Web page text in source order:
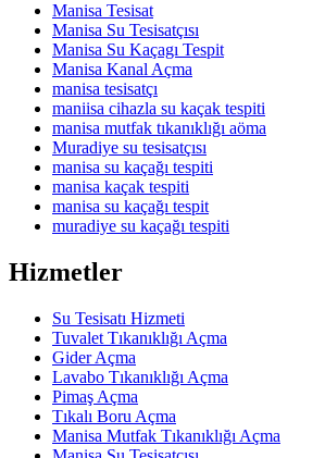
Manisa Tesisat
Manisa Su Tesisatçısı
Manisa Su Kaçagı Tespit
Manisa Kanal Açma
manisa tesisatçı
maniisa cihazla su kaçak tespiti
manisa mutfak tıkanıklığı aöma
Muradiye su tesisatçısı
manisa su kaçağı tespiti
manisa kaçak tespiti
manisa su kaçağı tespit
muradiye su kaçağı tespiti
Hizmetler
Su Tesisatı Hizmeti
Tuvalet Tıkanıklığı Açma
Gider Açma
Lavabo Tıkanıklığı Açma
Pimaş Açma
Tıkalı Boru Açma
Manisa Mutfak Tıkanıklığı Açma